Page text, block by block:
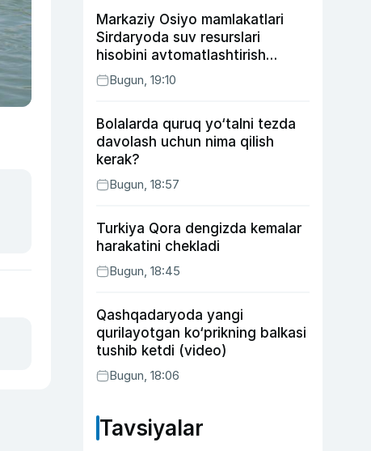
Markaziy Osiyo mamlakatlari
Sirdaryoda suv resurslari
hisobini avtomatlashtirish
rejasini ishlab chiqishni
ma’qulladi
Bugun, 19:10
Bolalarda quruq yo‘talni tezda
davolash uchun nima qilish
kerak?
Bugun, 18:57
Turkiya Qora dengizda kemalar
harakatini chekladi
Bugun, 18:45
Qashqadaryoda yangi
qurilayotgan ko‘prikning balkasi
tushib ketdi (video)
Bugun, 18:06
Tavsiyalar